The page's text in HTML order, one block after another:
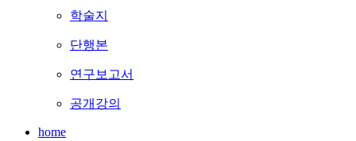
학술지
단행본
연구보고서
공개강의
home